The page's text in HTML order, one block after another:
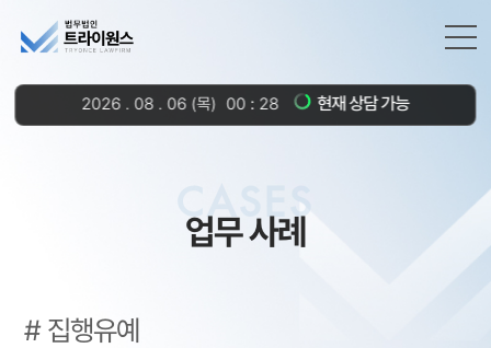
2026 . 08 . 06 (목) 00 28 현재 상담 가능
CASES
업무 사례
집행유예